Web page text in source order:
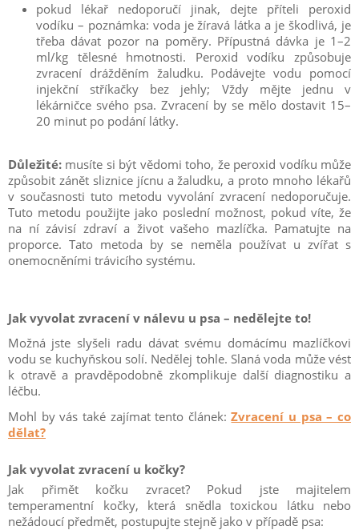
pokud lékař nedoporučí jinak, dejte příteli peroxid
vodíku – poznámka: voda je žíravá látka a je škodlivá, je
třeba dávat pozor na poměry. Přípustná dávka je 1–2
ml/kg tělesné hmotnosti.
Peroxid vodíku způsobuje
zvracení drážděním žaludku. Podávejte vodu pomocí
injekční stříkačky bez jehly; Vždy mějte jednu v
lékárničce svého psa. Zvracení by se mělo dostavit 15–
20 minut po podání látky.
Důležité: musíte si být vědomi toho, že peroxid vodíku může
způsobit zánět sliznice jícnu a žaludku, a proto mnoho lékařů
v současnosti tuto metodu vyvolání zvracení nedoporučuje.
Tuto metodu použijte jako poslední možnost, pokud víte, že
na ní závisí zdraví a život vašeho mazlíčka. Pamatujte na
proporce. Tato metoda by se neměla používat u zvířat s
onemocněními trávicího systému.
Jak vyvolat zvracení v nálevu u psa – nedělejte to!
Možná jste slyšeli radu dávat svému domácímu mazlíčkovi
vodu se kuchyňskou solí. Nedělej tohle. Slaná voda může vést
k otravě a pravděpodobně zkomplikuje další diagnostiku a
léčbu.
Mohl by vás také zajímat tento článek: Zvracení u psa – co
dělat?
Jak vyvolat zvracení u kočky?
Jak přimět kočku zvracet?
Pokud jste majitelem
temperamentní kočky, která snědla toxickou látku nebo
nežádoucí předmět, postupujte stejně jako v případě psa: